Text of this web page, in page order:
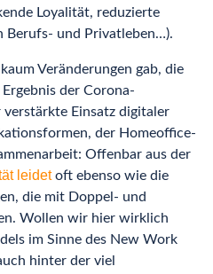
Loyalität, reduzierte
Berufs- und Privatleben…).
Veränderungen gab, die
der Corona-
verstärkte Einsatz digitaler
der Homeoffice-
Offenbar aus der
leidetoft ebenso wie die
die mit Doppel- und
Wollen wir hier wirklich
im Sinne des New Work
hinter der viel